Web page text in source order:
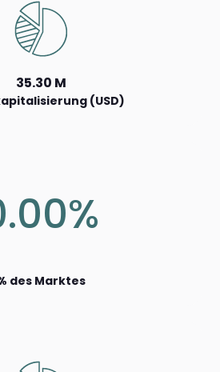
35.30 M
(USD)
des Marktes